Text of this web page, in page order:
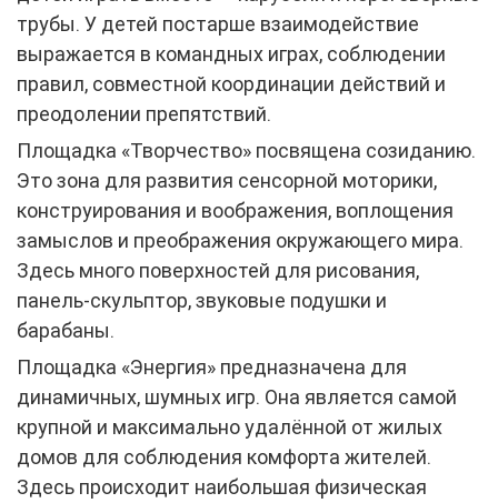
трубы. У детей постарше взаимодействие
выражается в командных играх, соблюдении
правил, совместной координации действий и
преодолении препятствий.
Площадка «Творчество» посвящена созиданию.
Это зона для развития сенсорной моторики,
конструирования и воображения, воплощения
замыслов и преображения окружающего мира.
Здесь много поверхностей для рисования,
панель-скульптор, звуковые подушки и
барабаны.
Площадка «Энергия» предназначена для
динамичных, шумных игр. Она является самой
крупной и максимально удалённой от жилых
домов для соблюдения комфорта жителей.
Здесь происходит наибольшая физическая